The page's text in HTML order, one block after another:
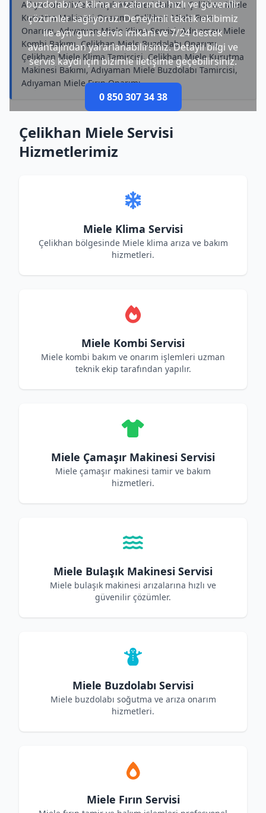
buzdolabı ve klima arızalarında hızlı ve güvenilir
çözümler sağlıyoruz. Deneyimli teknik ekibimiz
ile aynı gün servis imkânı ve 7/24 destek
avantajından yararlanabilirsiniz. Detaylı bilgi ve
servis kaydı için bizimle iletişime geçebilirsiniz.
0 850 307 34 38
Adıyaman Miele Bulaşık Makinesi Bakımı, Çelikhan Miele
Kurutma Makinesi Onarımı, Çelikhan Miele Fırın
Onarımı, Adıyaman Miele Klima Servisi, Adıyaman Miele
Kombi Bakımı, Çelikhan Miele Buzdolabı Onarımı,
Çelikhan Miele Klima Tamircisi, Çelikhan Miele Kurutma
Makinesi Bakımı, Adıyaman Miele Buzdolabı Tamircisi,
Adıyaman Miele Fırın Onarımı
Çelikhan Miele Servisi
Hizmetlerimiz
Miele Klima Servisi
Çelikhan bölgesinde Miele klima arıza ve bakım
hizmetleri.
Miele Kombi Servisi
Miele kombi bakım ve onarım işlemleri uzman
teknik ekip tarafından yapılır.
Miele Çamaşır Makinesi Servisi
Miele çamaşır makinesi tamir ve bakım
hizmetleri.
Miele Bulaşık Makinesi Servisi
Miele bulaşık makinesi arızalarına hızlı ve
güvenilir çözümler.
Miele Buzdolabı Servisi
Miele buzdolabı soğutma ve arıza onarım
hizmetleri.
Miele Fırın Servisi